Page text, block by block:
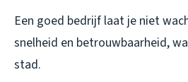
Een goed bedrijf laat je niet
snelheid en betrouwbaarheid,
stad.